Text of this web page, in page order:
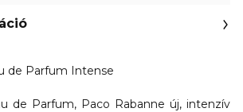
de Parfum Intense
de Parfum, Paco Rabanne új, intenzív